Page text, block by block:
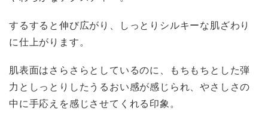
するすると伸び広がり、しっとりシルキーな肌ざわり
に仕上がります。
肌表面はさらさらとしているのに、もちもちとした弾
力としっとりしたうるおい感が感じられ、やさしさの
中に手応えを感じさせてくれる印象。